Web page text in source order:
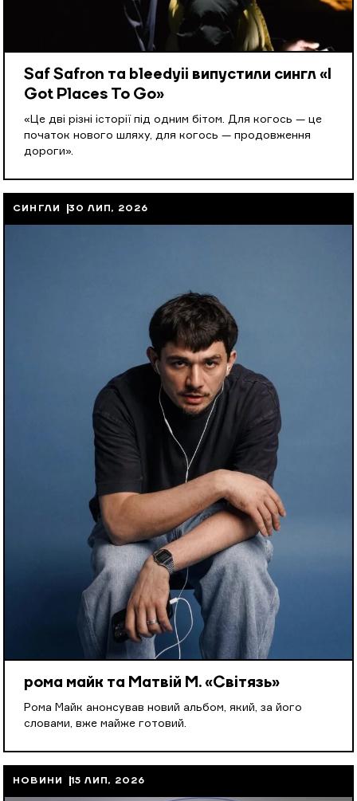
Saf Safron та bleedyii випустили сингл «I
Got Places To Go»
«Це дві різні історії під одним бітом. Для когось — це
початок нового шляху, для когось — продовження
дороги».
СИНГЛИ 30 ЛИП, 2026
рома майк та Матвій М. «Світязь»
Рома Майк анонсував новий альбом, який, за його
словами, вже майже готовий.
НОВИНИ 15 ЛИП, 2026